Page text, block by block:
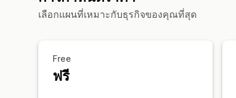
เลือกแผนที่เหมาะกับธุรกิจของคุณที่สุด
Free
ฟรี